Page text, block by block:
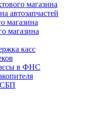
магазина
автозапчастей
магазина
магазина
касс
в ФНС
СБП